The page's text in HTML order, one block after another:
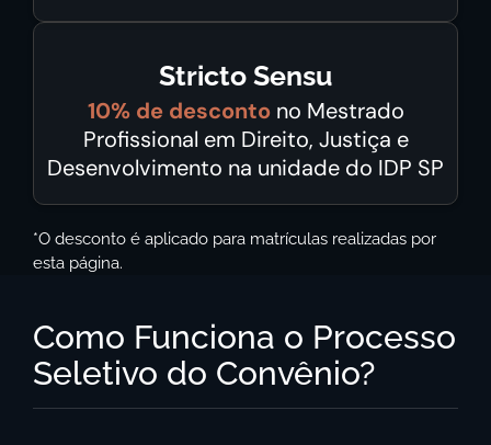
Stricto Sensu
10% de descontono Mestrado
Profissional em Direito, Justiça e
Desenvolvimento na unidade do IDP SP
*O desconto é aplicado para matrículas realizadas por
esta página.
Como Funciona o Processo
Seletivo do Convênio?